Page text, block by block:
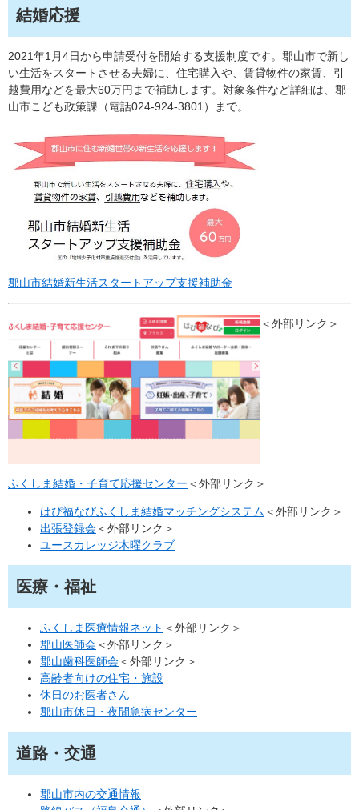
結婚応援
2021年1月4日から申請受付を開始する支援制度です。郡山市で新し
い生活をスタートさせる夫婦に、住宅購入や、賃貸物件の家賃、引
越費用などを最大60万円まで補助します。対象条件など詳細は、郡
山市こども政策課（電話024-924-3801）まで。
郡山市結婚新生活スタートアップ支援補助金
＜外部リンク＞
ふくしま結婚・子育て応援センター ＜外部リンク＞
はぴ福なびふくしま結婚マッチングシステム ＜外部リンク＞
出張登録会＜外部リンク＞
ユースカレッジ木曜クラブ
医療・福祉
ふくしま医療情報ネット ＜外部リンク＞
郡山医師会＜外部リンク＞
郡山歯科医師会＜外部リンク＞
高齢者向けの住宅・施設
休日のお医者さん
郡山市休日・夜間急病センター
道路・交通
郡山市内の交通情報